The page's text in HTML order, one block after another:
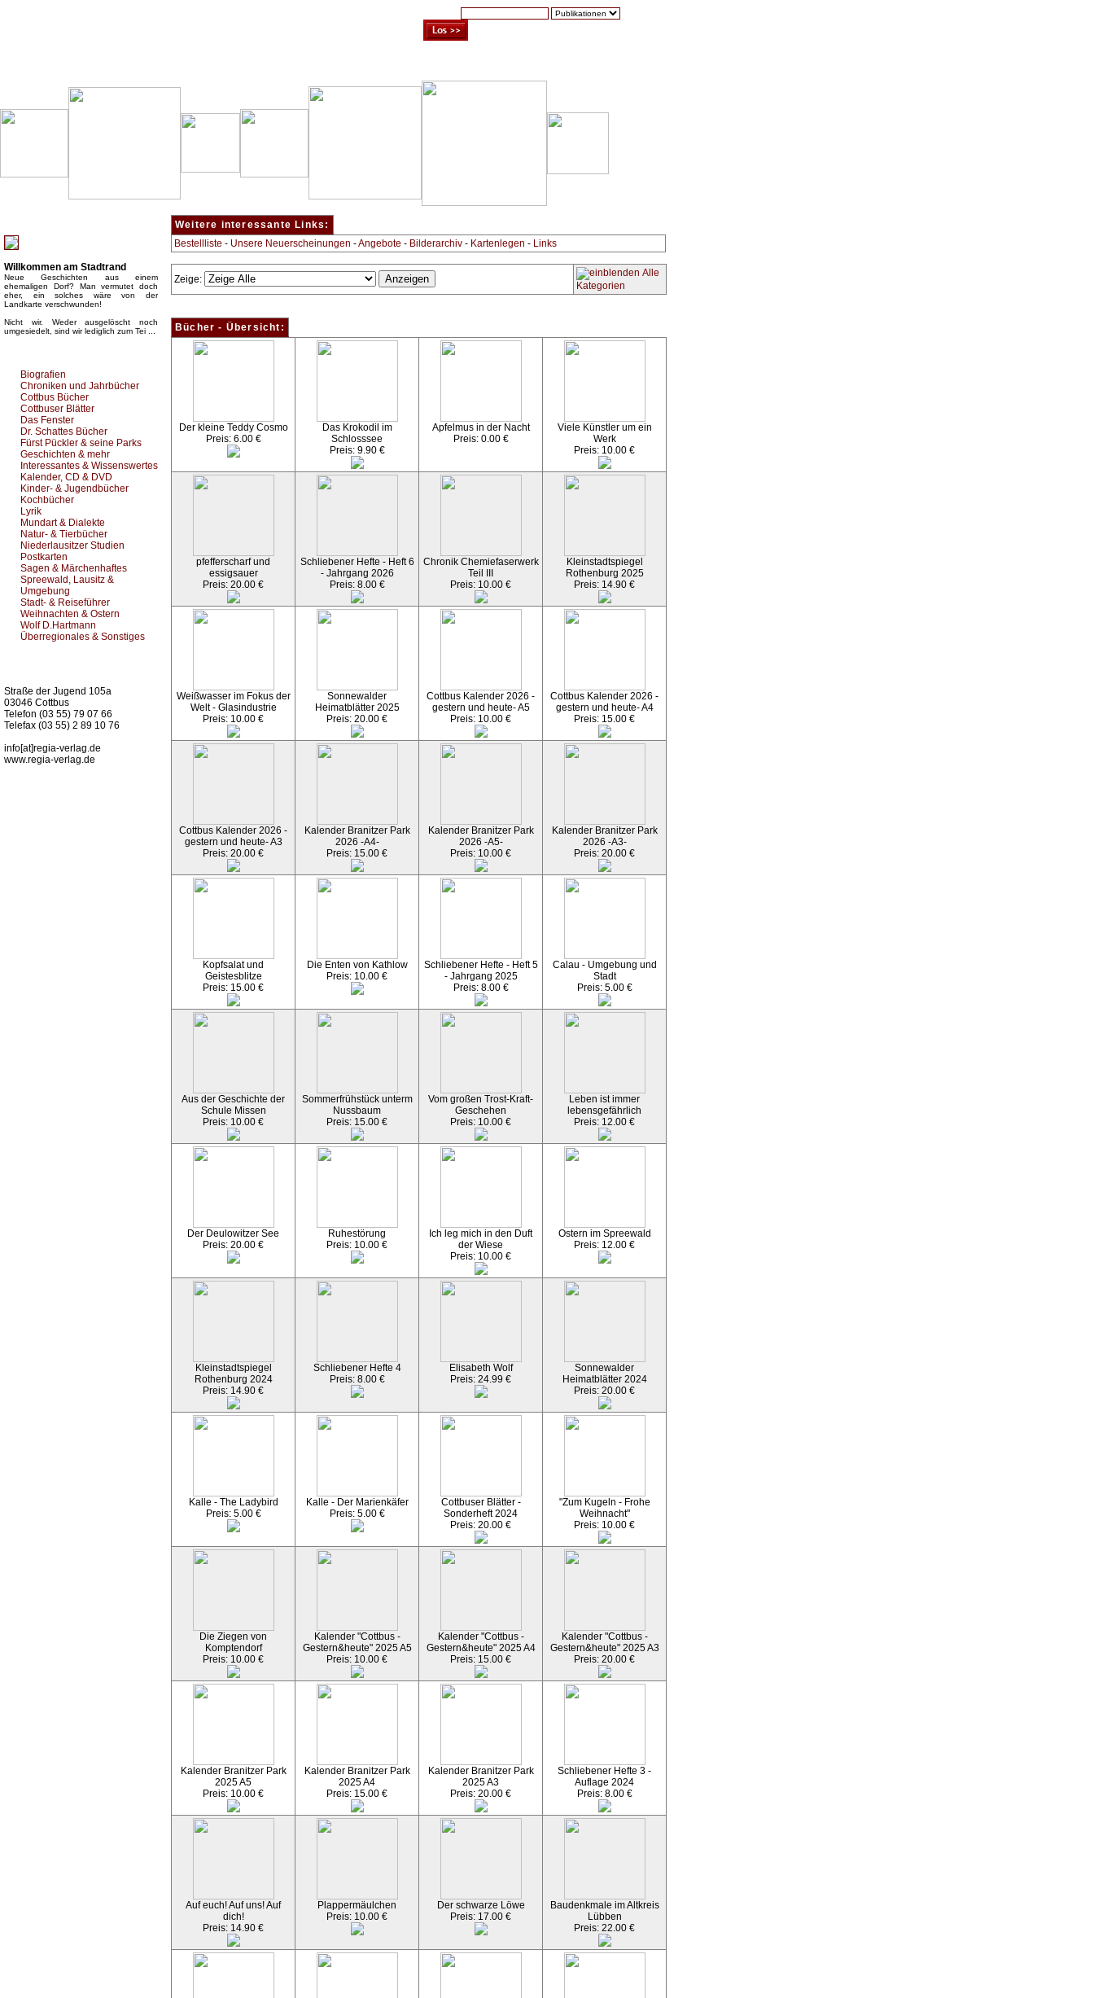
Willkommen am Stadtrand
Neue Geschichten aus einem
ehemaligen Dorf? Man vermutet doch
eher, ein solches wäre von der
Landkarte verschwunden!
Nicht wir. Weder ausgelöscht noch
umgesiedelt, sind wir lediglich zum Tei ...
Biografien
Chroniken und Jahrbücher
Cottbus Bücher
Cottbuser Blätter
Das Fenster
Dr. Schattes Bücher
Fürst Pückler & seine Parks
Geschichten & mehr
Interessantes & Wissenswertes
Kalender, CD & DVD
Kinder- & Jugendbücher
Kochbücher
Lyrik
Mundart & Dialekte
Natur- & Tierbücher
Niederlausitzer Studien
Postkarten
Sagen & Märchenhaftes
Spreewald, Lausitz &
Umgebung
Stadt- & Reiseführer
Weihnachten & Ostern
Wolf D.Hartmann
Überregionales & Sonstiges
Straße der Jugend 105a
03046 Cottbus
Telefon (03 55) 79 07 66
Telefax (03 55) 2 89 10 76
info[at]regia-verlag.de
www.regia-verlag.de
Weitere interessante Links:
Bestellliste - Unsere Neuerscheinungen -Angebote - Bilderarchiv - Kartenlegen - Links
Zeige:
Alle
Kategorien
Bücher - Übersicht:
Der kleine Teddy Cosmo
Preis: 6.00 €
Das Krokodil im
Schlosssee
Preis: 9.90 €
Apfelmus in der Nacht
Preis: 0.00 €
Viele Künstler um ein
Werk
Preis: 10.00 €
pfefferscharf und
essigsauer
Preis: 20.00 €
Schliebener Hefte - Heft 6
- Jahrgang 2026
Preis: 8.00 €
Chronik Chemiefaserwerk
Teil III
Preis: 10.00 €
Kleinstadtspiegel
Rothenburg 2025
Preis: 14.90 €
Weißwasser im Fokus der
Welt - Glasindustrie
Preis: 10.00 €
Sonnewalder
Heimatblätter 2025
Preis: 20.00 €
Cottbus Kalender 2026 -
gestern und heute- A5
Preis: 10.00 €
Cottbus Kalender 2026 -
gestern und heute- A4
Preis: 15.00 €
Cottbus Kalender 2026 -
gestern und heute- A3
Preis: 20.00 €
Kalender Branitzer Park
2026 -A4-
Preis: 15.00 €
Kalender Branitzer Park
2026 -A5-
Preis: 10.00 €
Kalender Branitzer Park
2026 -A3-
Preis: 20.00 €
Kopfsalat und
Geistesblitze
Preis: 15.00 €
Die Enten von Kathlow
Preis: 10.00 €
Schliebener Hefte - Heft 5
- Jahrgang 2025
Preis: 8.00 €
Calau - Umgebung und
Stadt
Preis: 5.00 €
Aus der Geschichte der
Schule Missen
Preis: 10.00 €
Sommerfrühstück unterm
Nussbaum
Preis: 15.00 €
Vom großen Trost-Kraft-
Geschehen
Preis: 10.00 €
Leben ist immer
lebensgefährlich
Preis: 12.00 €
Der Deulowitzer See
Preis: 20.00 €
Ruhestörung
Preis: 10.00 €
Ich leg mich in den Duft
der Wiese
Preis: 10.00 €
Ostern im Spreewald
Preis: 12.00 €
Kleinstadtspiegel
Rothenburg 2024
Preis: 14.90 €
Schliebener Hefte 4
Preis: 8.00 €
Elisabeth Wolf
Preis: 24.99 €
Sonnewalder
Heimatblätter 2024
Preis: 20.00 €
Kalle - The Ladybird
Preis: 5.00 €
Kalle - Der Marienkäfer
Preis: 5.00 €
Cottbuser Blätter -
Sonderheft 2024
Preis: 20.00 €
"Zum Kugeln - Frohe
Weihnacht"
Preis: 10.00 €
Die Ziegen von
Komptendorf
Preis: 10.00 €
Kalender "Cottbus -
Gestern&heute" 2025 A5
Preis: 10.00 €
Kalender "Cottbus -
Gestern&heute" 2025 A4
Preis: 15.00 €
Kalender "Cottbus -
Gestern&heute" 2025 A3
Preis: 20.00 €
Kalender Branitzer Park
2025 A5
Preis: 10.00 €
Kalender Branitzer Park
2025 A4
Preis: 15.00 €
Kalender Branitzer Park
2025 A3
Preis: 20.00 €
Schliebener Hefte 3 -
Auflage 2024
Preis: 8.00 €
Auf euch! Auf uns! Auf
dich!
Preis: 14.90 €
Plappermäulchen
Preis: 10.00 €
Der schwarze Löwe
Preis: 17.00 €
Baudenkmale im Altkreis
Lübben
Preis: 22.00 €